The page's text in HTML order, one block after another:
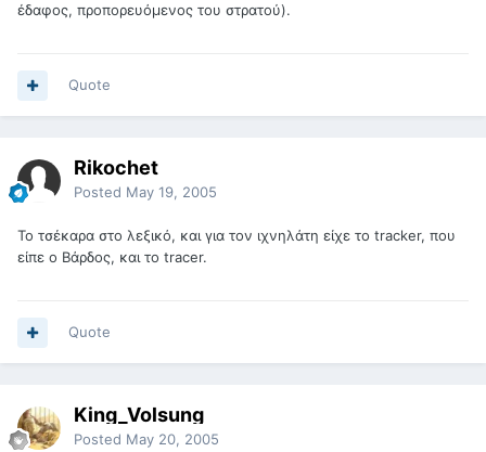
έδαφος, προπορευόμενος του στρατού).
Quote
Rikochet
Posted May 19, 2005
Το τσέκαρα στο λεξικό, και για τον ιχνηλάτη είχε το tracker, που
είπε ο Βάρδος, και το tracer.
Quote
King_Volsung
Posted May 20, 2005